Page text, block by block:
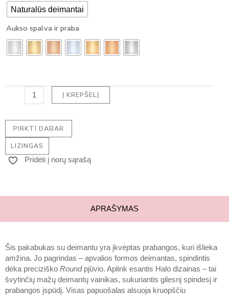
Naturalūs deimantai
Aukso spalva ir praba
deimantu
ROUND
HALO
DEIMANTAS
Į KREPŠELĮ
PIRKTI DABAR
LIZINGAS
Pridėti į norų sąrašą
APRAŠYMAS
Šis pakabukas su deimantu yra įkvėptas prabangos, kuri išlieka
amžina. Jo pagrindas – apvalios formos deimantas, spindintis
dėka preciziško Roundpjūvio. Aplink esantis Halo dizainas – tai
švytinčių mažų deimantų vainikas, sukuriantis gilesnį spindesį ir
prabangos įspūdį. Visas papuošalas alsuoja kruopščiu